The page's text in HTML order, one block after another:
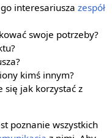
interesariuszazespół
swoje potrzeby?
kimś innym?
się jak korzystać z
poznanie wszystkich